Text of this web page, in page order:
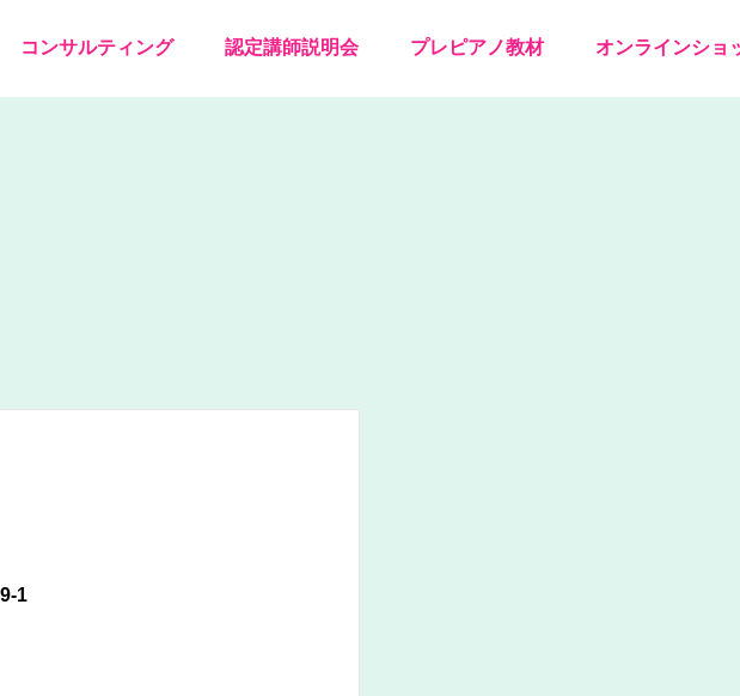
コンサルティング 認定講師説明会 プレピアノ教材 オンラインショ
1